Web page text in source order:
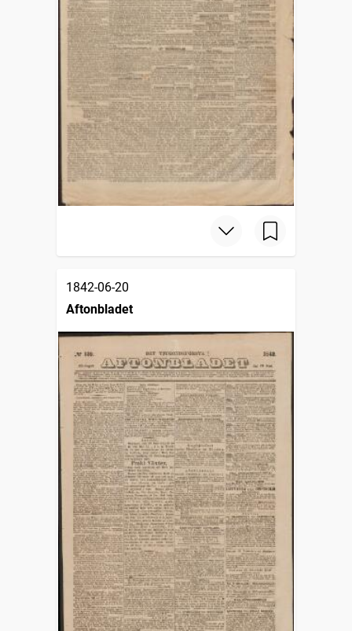
1842-06-20
Aftonbladet